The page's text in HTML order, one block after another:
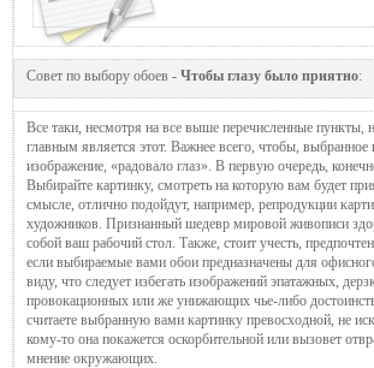
Совет по выбору обоев - Чтобы глазу было приятно:
Все таки, несмотря на все выше перечисленные пункты,
главным является этот. Важнее всего, чтобы, выбранное
изображение, «радовало глаз». В первую очередь,
Выбирайте картинку, смотреть на которую вам будет
смысле, отлично подойдут, например, репродукции
художников. Признанный шедевр мировой живописи
собой ваш рабочий стол. Также, стоит учесть,
если выбираемые вами обои предназначены для
виду, что следует избегать изображений эпатажных,
провокационных или же унижающих чье-либо
считаете выбранную вами картинку превосходной, не
кому-то она покажется оскорбительной или вызовет
мнение окружающих.